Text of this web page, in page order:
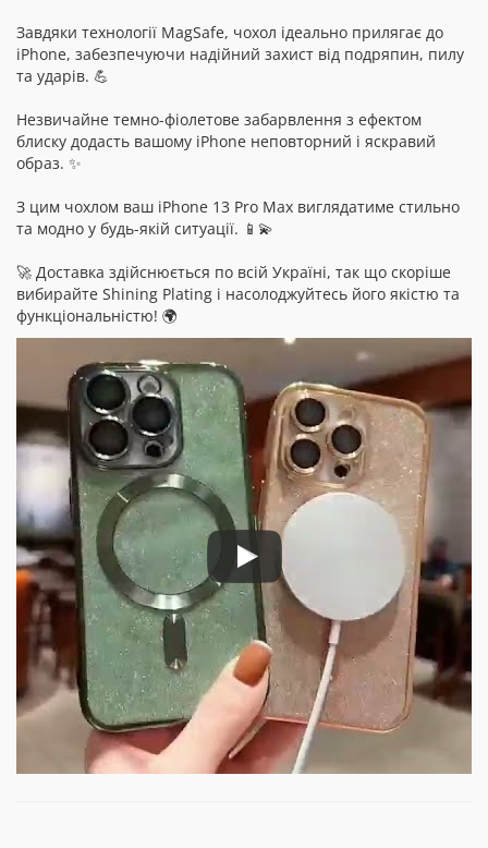
Завдяки технології MagSafe, чохол ідеально прилягає до
iPhone, забезпечуючи надійний захист від подряпин, пилу
та ударів. 💪
Незвичайне темно-фіолетове забарвлення з ефектом
блиску додасть вашому iPhone неповторний і яскравий
образ. ✨
З цим чохлом ваш iPhone 13 Pro Max виглядатиме стильно
та модно у будь-якій ситуації. 📱💫
🚀 Доставка здійснюється по всій Україні, так що скоріше
вибирайте Shining Plating і насолоджуйтесь його якістю та
функціональністю! 🌍